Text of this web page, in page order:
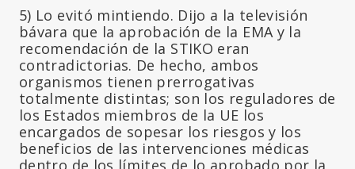
5) Lo evitó mintiendo. Dijo a la televisión
bávara que la aprobación de la EMA y la
recomendación de la STIKO eran
contradictorias. De hecho, ambos
organismos tienen prerrogativas
totalmente distintas; son los reguladores de
los Estados miembros de la UE los
encargados de sopesar los riesgos y los
beneficios de las intervenciones médicas
dentro de los límites de lo aprobado por la